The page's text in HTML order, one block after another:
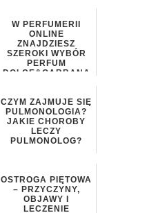
W PERFUMERII
ONLINE
ZNAJDZIESZ
SZEROKI WYBÓR
PERFUM
DOLCE&GABBANA
CZYM ZAJMUJE SIĘ
PULMONOLOGIA?
JAKIE CHOROBY
LECZY
PULMONOLOG?
OSTROGA PIĘTOWA
– PRZYCZYNY,
OBJAWY I
LECZENIE